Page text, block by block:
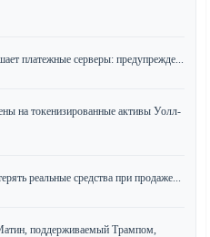
платежные серверы: предупрежде...
на токенизированные активы Уолл-
реальные средства при продаже...
поддерживаемый Трампом,